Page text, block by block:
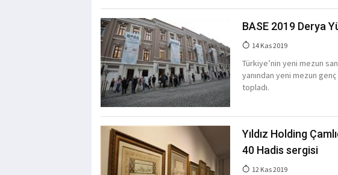
BASE 2019 Derya
14 Kas 2019
Türkiye’nin yeni mezun
yanından yeni mezun genç
topladı.
Yıldız Holding
40 Hadis sergisi
12 Kas 2019